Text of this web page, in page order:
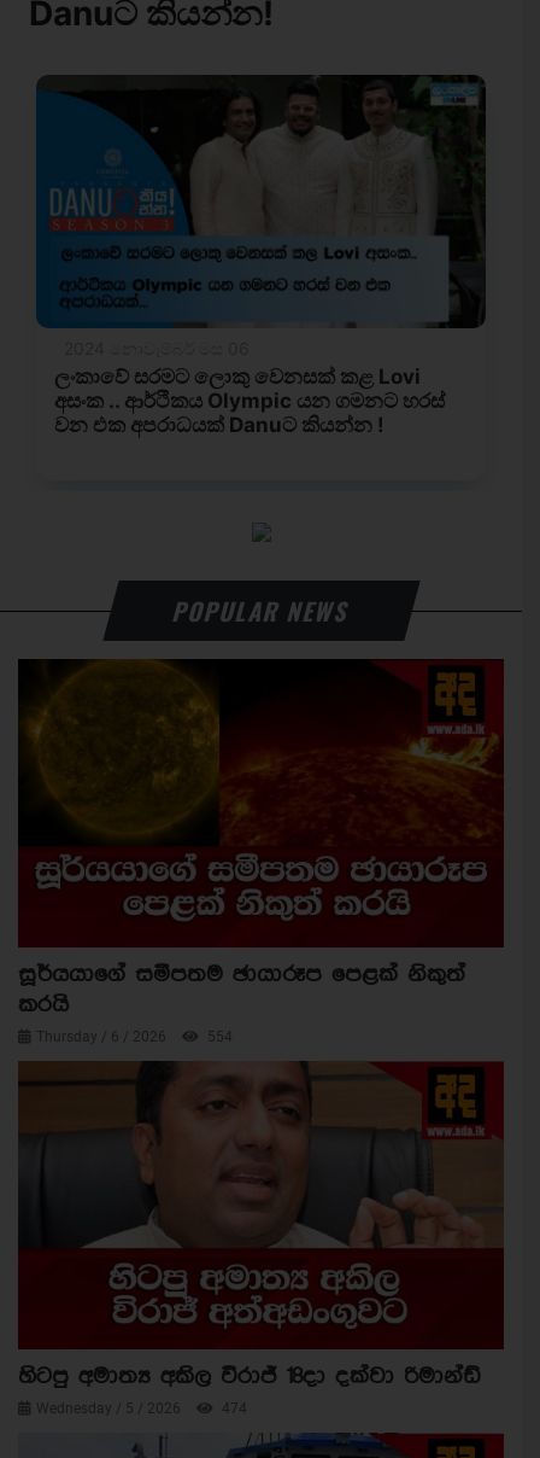
POPULAR NEWS
සූර්යයාගේ සමීපතම ඡායාරූප පෙළක් නිකුත්
කරයි
Thursday / 6 / 2026 554
හිටපු අමාත්‍ය අකිල විරාජ් 18දා දක්වා රිමාන්ඩ්
Wednesday / 5 / 2026 474